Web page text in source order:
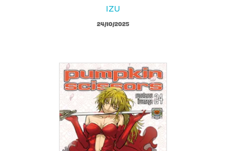
IZU
24/10/2025